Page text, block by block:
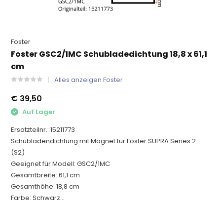
Foster
Foster GSC2/1MC Schubladedichtung 18,8 x 61,1
cm
Alles anzeigen Foster
€ 39,50
Auf Lager
Ersatzteilnr.: 15211773
Schubladendichtung mit Magnet für Foster SUPRA Series 2
(S2)
Geeignet für Modell: GSC2/1MC
Gesamtbreite: 61,1 cm
Gesamthöhe: 18,8 cm
Farbe: Schwarz...